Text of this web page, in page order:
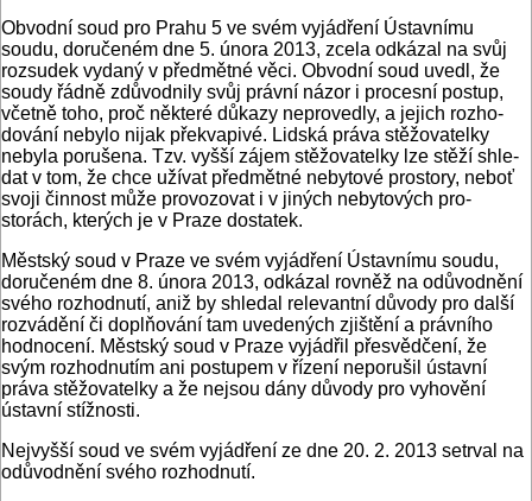
Obvodní soud pro Prahu 5 ve svém vyjádření Ústavnímu
soudu, doručeném dne 5. února 2013, zcela odkázal na svůj
rozsudek vydaný v předmětné věci. Obvodní soud uvedl, že
soudy řádně zdůvodnily svůj právní názor i procesní postup,
včetně toho, proč některé důkazy neprovedly, a jejich rozho­
dování nebylo nijak překvapivé. Lidská práva stěžovatelky
nebyla porušena. Tzv. vyšší zájem stěžovatelky lze stěží shle­
dat v tom, že chce užívat předmětné nebytové prostory, ne­boť
svoji činnost může provozovat i v jiných nebytových pro­
storách, kterých je v Praze dostatek.
Městský soud v Praze ve svém vyjádření Ústavnímu soudu,
doručeném dne 8. února 2013, odkázal rovněž na odůvodnění
svého rozhodnutí, aniž by shledal relevantní důvody pro další
rozvádění či doplňování tam uvedených zjištění a právního
hod­nocení. Městský soud v Praze vyjádřil přesvědčení, že
svým roz­hodnutím ani postupem v řízení neporušil ústavní
práva stěžo­vatelky a že nejsou dány důvody pro vyhovění
ústavní stížnosti.
Nejvyšší soud ve svém vyjádření ze dne 20. 2. 2013 setrval na
odůvodnění svého rozhodnutí.